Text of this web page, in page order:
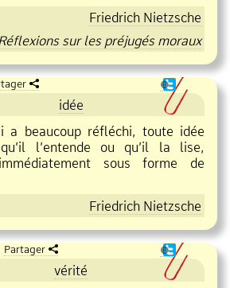
Friedrich Nietzsche
sur les préjugés moraux
❶
idée
a beaucoup réfléchi, toute idée
l’entende ou qu’il la lise,
sous forme de
Friedrich Nietzsche
Partager ❶
vérité